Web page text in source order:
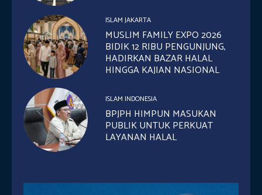
ISLAM JAKARTA
MUSLIM FAMILY EXPO 2026
BIDIK 12 RIBU PENGUNJUNG,
HADIRKAN BAZAR HALAL
HINGGA KAJIAN NASIONAL
ISLAM INDONESIA
BPJPH HIMPUN MASUKAN
PUBLIK UNTUK PERKUAT
LAYANAN HALAL